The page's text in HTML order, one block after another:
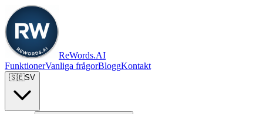
ReWords.AI
FunktionerVanliga frågorBloggKontakt
🇸🇪SV